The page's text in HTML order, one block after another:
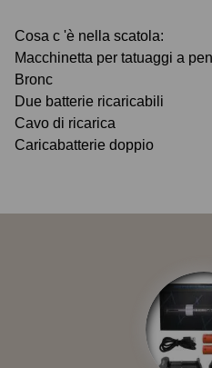
Cosa c 'è nella scatola:
Macchinetta per tatuaggi a
Bronc
Due batterie ricaricabili
Cavo di ricarica
Caricabatterie doppio